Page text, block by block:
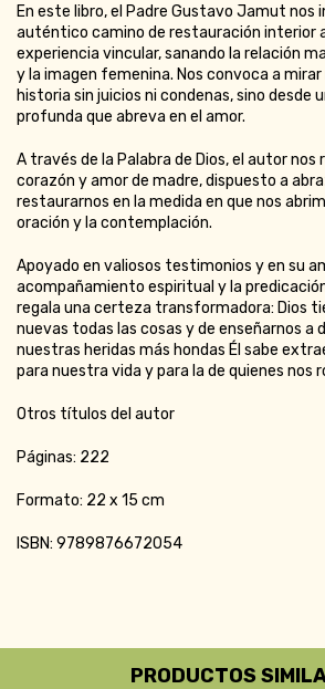
En este libro, el Padre Gustavo Jamut nos
auténtico camino de restauración interior
experiencia vincular, sanando la relación
y la imagen femenina. Nos convoca a
historia sin juicios ni condenas, sino desde
profunda que abreva en el amor.
A través de la Palabra de Dios, el autor nos
corazón y amor de madre, dispuesto a
restaurarnos en la medida en que nos
oración y la contemplación.
Apoyado en valiosos testimonios y en su
acompañamiento espiritual y la
regala una certeza transformadora: Dios
nuevas todas las cosas y de enseñarnos a
nuestras heridas más hondas Él sabe
para nuestra vida y para la de quienes nos
Otros títulos del autor
Páginas: 222
Formato: 22 x 15 cm
ISBN: 9789876672054
PRODUCTOS